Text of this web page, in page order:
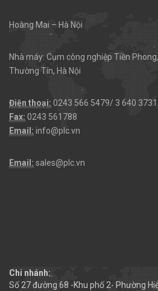
Hoàng Mai – Hà Nội
Nhà máy: Cụm công nghiệp Tiền
Thường Tín, Hà Nội
Điện thoại: 0243 566 5479/ 3 640
Fax: 0243 561788
Email: info@plc.vn
Email: sales@plc.vn
Chi nhánh:
Số 27 đường 68 -Khu phố 2- Phường